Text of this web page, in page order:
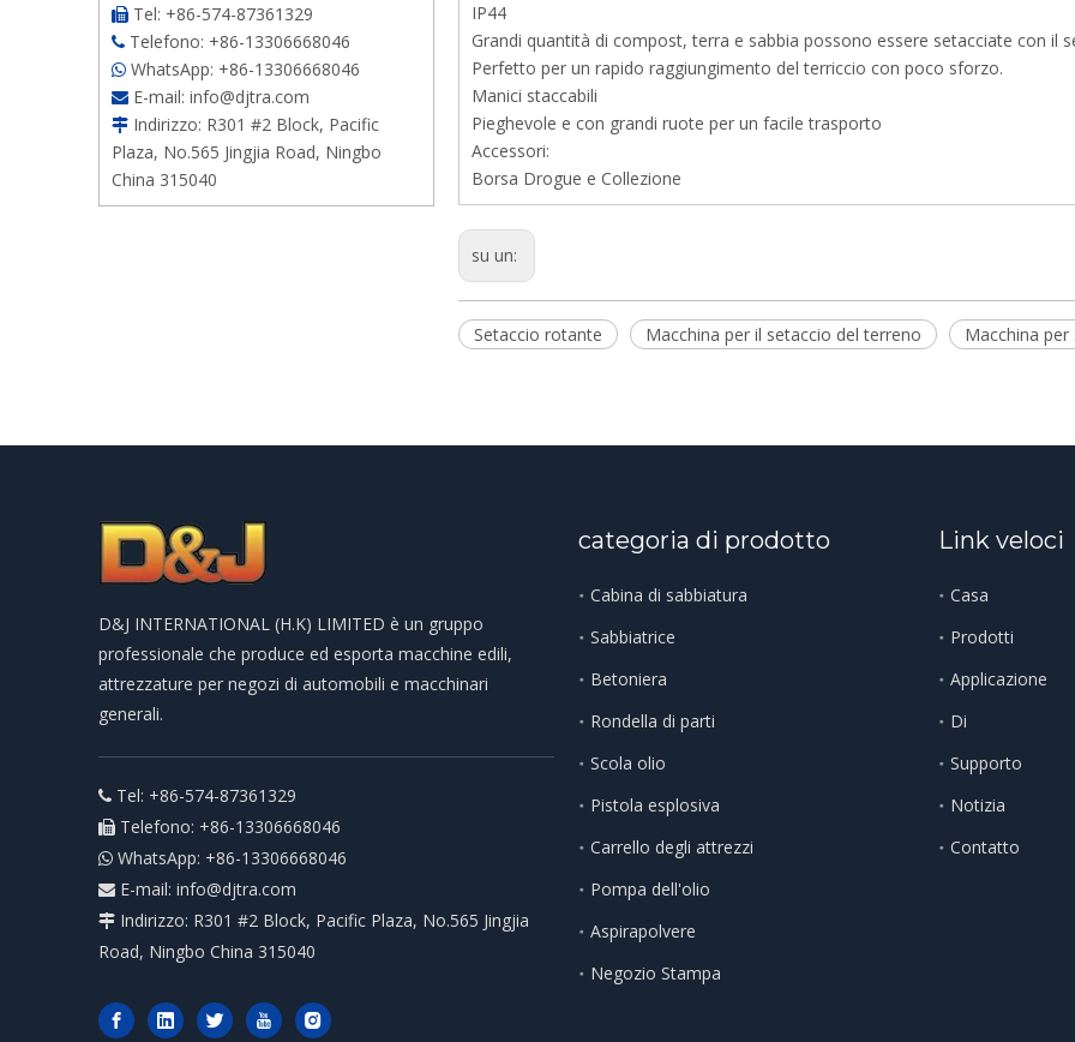
 Tel: +86-574-87361329
 Telefono: +86-13306668046
 WhatsApp: +86-13306668046
 E-mail: info@djtra.com
 Indirizzo: R301 #2 Block, Pacific
Plaza, No.565 Jingjia Road, Ningbo
China 315040
IP44
Grandi quantità di compost, terra e sabbia possono essere setacciate con il
Perfetto per un rapido raggiungimento del terriccio con poco sforzo.
Manici staccabili
Pieghevole e con grandi ruote per un facile trasporto
Accessori:
Borsa Drogue e Collezione
su un:
Setaccio rotante Macchina per il setaccio del terreno Macchina
D&J INTERNATIONAL (H.K) LIMITED è un gruppo
professionale che produce ed esporta macchine edili,
attrezzature per negozi di automobili e macchinari
generali.
 Tel: +86-574-87361329
 Telefono: +86-13306668046
 WhatsApp: +86-13306668046
 E-mail: info@djtra.com
 Indirizzo: R301 #2 Block, Pacific Plaza, No.565 Jingjia
Road, Ningbo China 315040
categoria di prodotto
Cabina di sabbiatura
Sabbiatrice
Betoniera
Rondella di parti
Scola olio
Pistola esplosiva
Carrello degli attrezzi
Pompa dell'olio
Aspirapolvere
Negozio Stampa
Link veloci
Casa
Prodotti
Applicazione
Di
Supporto
Notizia
Contatto